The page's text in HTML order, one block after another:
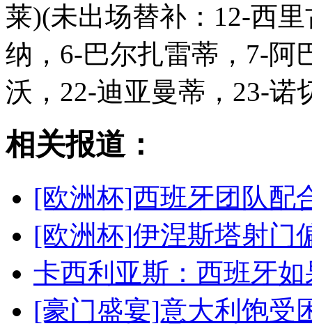
莱)(未出场替补：12-西
纳，6-巴尔扎雷蒂，7-阿
沃，22-迪亚曼蒂，23-诺
相关报道：
[欧洲杯]西班牙团队配
[欧洲杯]伊涅斯塔射门
卡西利亚斯：西班牙
[豪门盛宴]意大利饱受